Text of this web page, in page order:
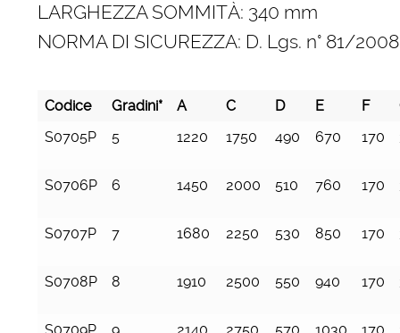
LARGHEZZA SOMMITÀ: 340 mm
NORMA DI SICUREZZA: D. Lgs. n° 81/2008
Codice Gradini* A C D E F
S0705P
5 1220 1750 490 670 170
S0706P 6 1450 2000 510 760 170
S0707P 7 1680 2250 530 850 170
S0708P 8 1910 2500 550 940 170